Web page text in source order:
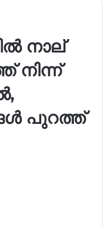
നാല്
നിന്ന്
പുറത്ത്